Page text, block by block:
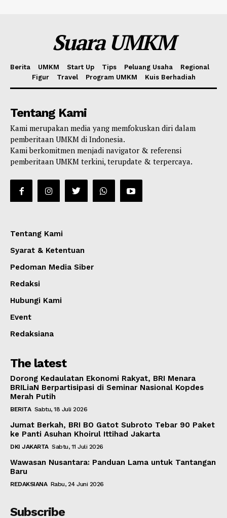
Suara UMKM
Berita UMKM Start Up Tips Peluang Usaha
Regional
Figur
Travel Program UMKM Kuis Berhadiah
Tentang Kami
Kami merupakan media yang memfokuskan diri dalam
pemberitaan UMKM di Indonesia.
Kami berkomitmen menjadi navigator & referensi
pemberitaan UMKM terkini, terupdate & terpercaya.
Tentang Kami
Syarat & Ketentuan
Pedoman Media Siber
Redaksi
Hubungi Kami
Event
Redaksiana
The latest
Dorong Kedaulatan Ekonomi Rakyat, BRI Menara
BRILiaN Berpartisipasi di Seminar Nasional Kopdes
Merah Putih
BERITA Sabtu, 18 Juli 2026
Jumat Berkah, BRI BO Gatot Subroto Tebar 90 Paket
ke Panti Asuhan Khoirul Ittihad Jakarta
DKI JAKARTA Sabtu, 11 Juli 2026
Wawasan Nusantara: Panduan Lama untuk Tantangan
Baru
REDAKSIANA Rabu, 24 Juni 2026
Subscribe